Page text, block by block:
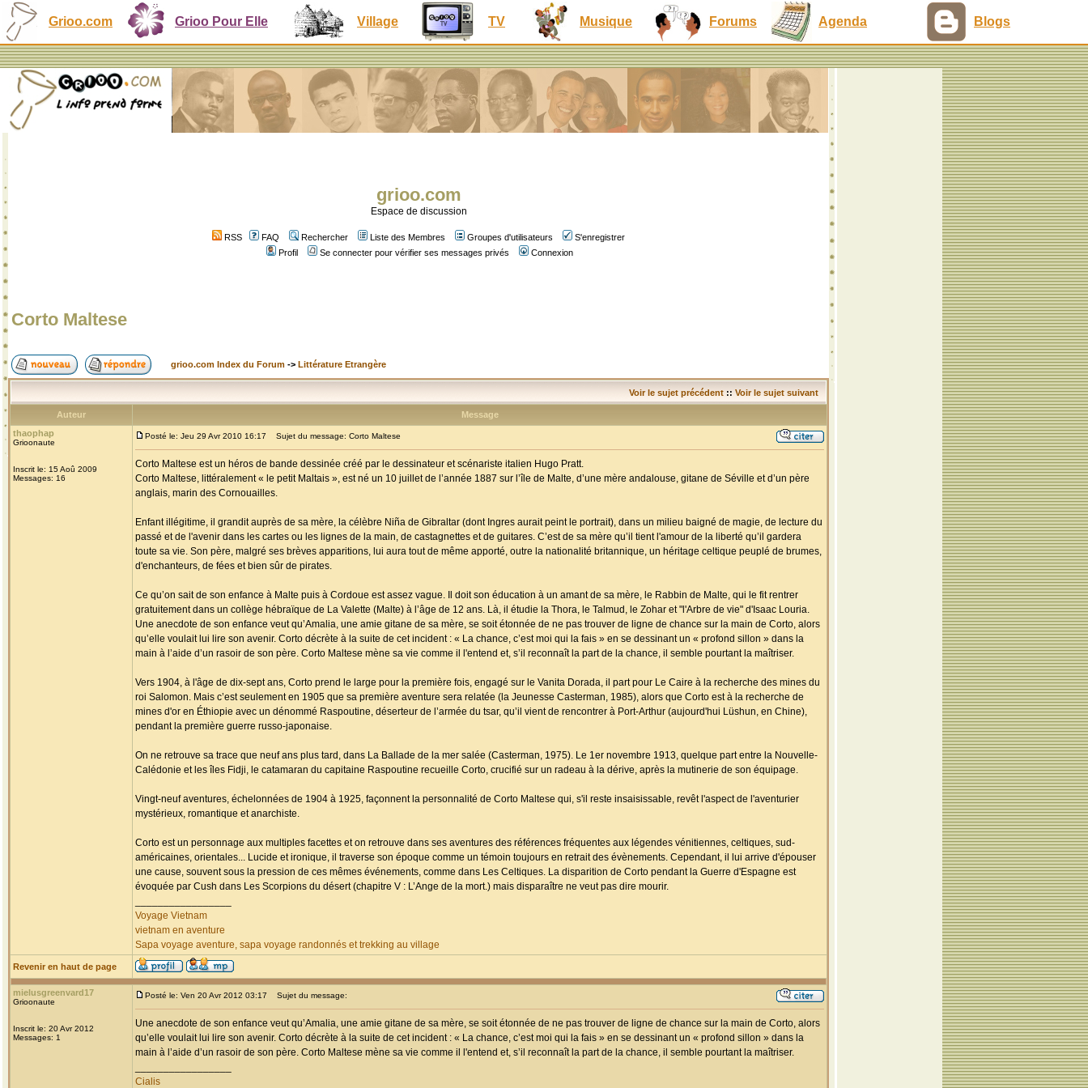
Grioo.com Grioo Pour Elle Village TV Musique Forums Agenda Blogs
grioo.com
Espace de discussion
RSS FAQ Rechercher Liste des Membres Groupes d'utilisateurs
S'enregistrer
Profil
Se connecter pour vérifier ses messages privés Connexion
Corto Maltese
grioo.com Index du Forum -> Littérature Etrangère
Voir le sujet précédent :: Voir le sujet suivant
Auteur
Message
thaophap
Grioonaute
Inscrit le: 15 Aoû 2009
Messages: 16
Posté le: Jeu 29 Avr 2010 16:17 Sujet du message: Corto Maltese
Corto Maltese est un héros de bande dessinée créé par le dessinateur et scénariste italien Hugo Pratt.
Corto Maltese, littéralement « le petit Maltais », est né un 10 juillet de l’année 1887 sur l’île de Malte, d’une mère andalouse, gitane de Séville et d’un père
anglais, marin des Cornouailles.
Enfant illégitime, il grandit auprès de sa mère, la célèbre Niña de Gibraltar (dont Ingres aurait peint le portrait), dans un milieu baigné de magie, de lecture du
passé et de l'avenir dans les cartes ou les lignes de la main, de castagnettes et de guitares. C’est de sa mère qu’il tient l'amour de la liberté qu’il gardera
toute sa vie. Son père, malgré ses brèves apparitions, lui aura tout de même apporté, outre la nationalité britannique, un héritage celtique peuplé de brumes,
d'enchanteurs, de fées et bien sûr de pirates.
Ce qu’on sait de son enfance à Malte puis à Cordoue est assez vague. Il doit son éducation à un amant de sa mère, le Rabbin de Malte, qui le fit rentrer
gratuitement dans un collège hébraïque de La Valette (Malte) à l’âge de 12 ans. Là, il étudie la Thora, le Talmud, le Zohar et "l'Arbre de vie" d'Isaac Louria.
Une anecdote de son enfance veut qu’Amalia, une amie gitane de sa mère, se soit étonnée de ne pas trouver de ligne de chance sur la main de Corto, alors
qu’elle voulait lui lire son avenir. Corto décrète à la suite de cet incident : « La chance, c’est moi qui la fais » en se dessinant un « profond sillon » dans la
main à l’aide d’un rasoir de son père. Corto Maltese mène sa vie comme il l'entend et, s’il reconnaît la part de la chance, il semble pourtant la maîtriser.
Vers 1904, à l'âge de dix-sept ans, Corto prend le large pour la première fois, engagé sur le Vanita Dorada, il part pour Le Caire à la recherche des mines du
roi Salomon. Mais c’est seulement en 1905 que sa première aventure sera relatée (la Jeunesse Casterman, 1985), alors que Corto est à la recherche de
mines d'or en Éthiopie avec un dénommé Raspoutine, déserteur de l’armée du tsar, qu’il vient de rencontrer à Port-Arthur (aujourd'hui Lüshun, en Chine),
pendant la première guerre russo-japonaise.
On ne retrouve sa trace que neuf ans plus tard, dans La Ballade de la mer salée (Casterman, 1975). Le 1er novembre 1913, quelque part entre la Nouvelle-
Calédonie et les îles Fidji, le catamaran du capitaine Raspoutine recueille Corto, crucifié sur un radeau à la dérive, après la mutinerie de son équipage.
Vingt-neuf aventures, échelonnées de 1904 à 1925, façonnent la personnalité de Corto Maltese qui, s'il reste insaisissable, revêt l'aspect de l'aventurier
mystérieux, romantique et anarchiste.
Corto est un personnage aux multiples facettes et on retrouve dans ses aventures des références fréquentes aux légendes vénitiennes, celtiques, sud-
américaines, orientales... Lucide et ironique, il traverse son époque comme un témoin toujours en retrait des évènements. Cependant, il lui arrive d'épouser
une cause, souvent sous la pression de ces mêmes événements, comme dans Les Celtiques. La disparition de Corto pendant la Guerre d'Espagne est
évoquée par Cush dans Les Scorpions du désert (chapitre V : L’Ange de la mort.) mais disparaître ne veut pas dire mourir.
Voyage Vietnam
vietnam en aventure
Sapa voyage aventure, sapa voyage randonnés et trekking au village
Revenir en haut de page
mielusgreenvard17
Grioonaute
Inscrit le: 20 Avr 2012
Messages: 1
Posté le: Ven 20 Avr 2012 03:17 Sujet du message:
Une anecdote de son enfance veut qu’Amalia, une amie gitane de sa mère, se soit étonnée de ne pas trouver de ligne de chance sur la main de Corto, alors
qu’elle voulait lui lire son avenir. Corto décrète à la suite de cet incident : « La chance, c’est moi qui la fais » en se dessinant un « profond sillon » dans la
main à l’aide d’un rasoir de son père. Corto Maltese mène sa vie comme il l'entend et, s’il reconnaît la part de la chance, il semble pourtant la maîtriser.
Cialis